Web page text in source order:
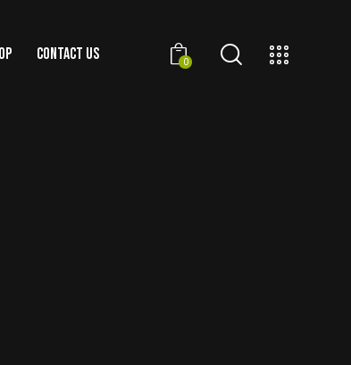
CONTACT US 0